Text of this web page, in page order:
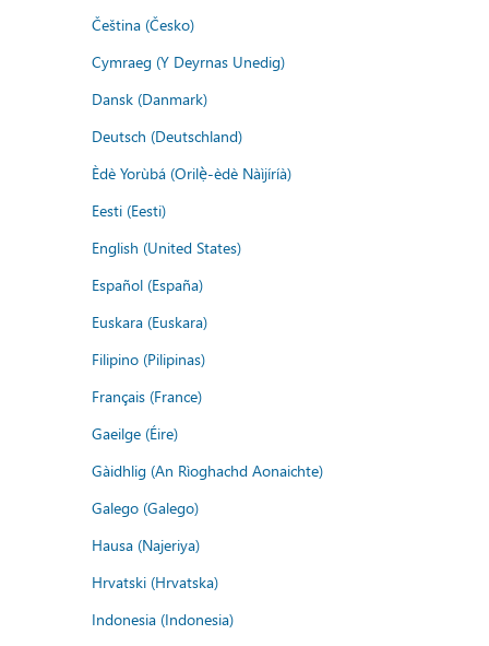
Čeština (Česko)
Cymraeg (Y Deyrnas Unedig)
Dansk (Danmark)
Deutsch (Deutschland)
Èdè Yorùbá (Orilẹ̀-èdè Nàìjíríà)
Eesti (Eesti)
English (United States)
Español (España)
Euskara (Euskara)
Filipino (Pilipinas)
Français (France)
Gaeilge (Éire)
Gàidhlig (An Rìoghachd Aonaichte)
Galego (Galego)
Hausa (Najeriya)
Hrvatski (Hrvatska)
Indonesia (Indonesia)